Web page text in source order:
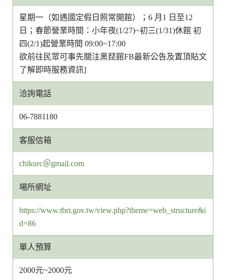
星期一（如遇國定假日照常開館）；6 月1 日至12
日；春節營業時間：小年夜(1/27)~初三(1/31)休館 初
四(2/1)起營業時間 09:00~17:00
欲前往民眾可事先關注黑琵館FB最新公告及置頂貼文
了解即時服務資訊]
洽詢電話
06-7881180
客服信箱
客
服
信
網
址
chikurc＠gmail.com
場所網址
https://www.tbri.gov.tw/view.php?theme=web_structure&i
d=86
單人預算
2000元~2000元